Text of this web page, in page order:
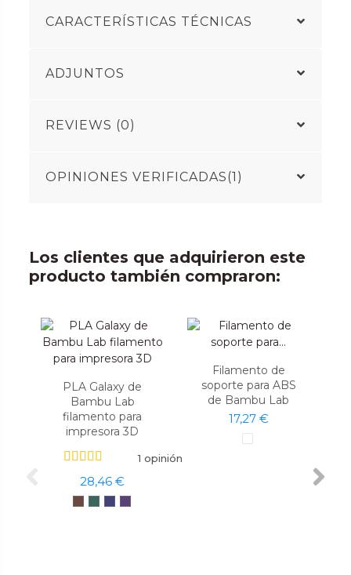
CARACTERÍSTICAS TÉCNICAS
ADJUNTOS
REVIEWS (0)
OPINIONES VERIFICADAS(1)
Los clientes que adquirieron este
producto también compraron:
PLA Galaxy de
Bambu Lab
filamento para
impresora 3D
1 opinión
28,46 €
Filamento de
soporte para ABS
de Bambu Lab
17,27 €